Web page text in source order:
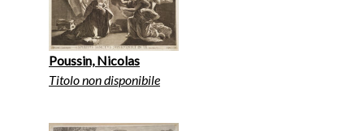
Poussin, Nicolas
Titolo non disponibile